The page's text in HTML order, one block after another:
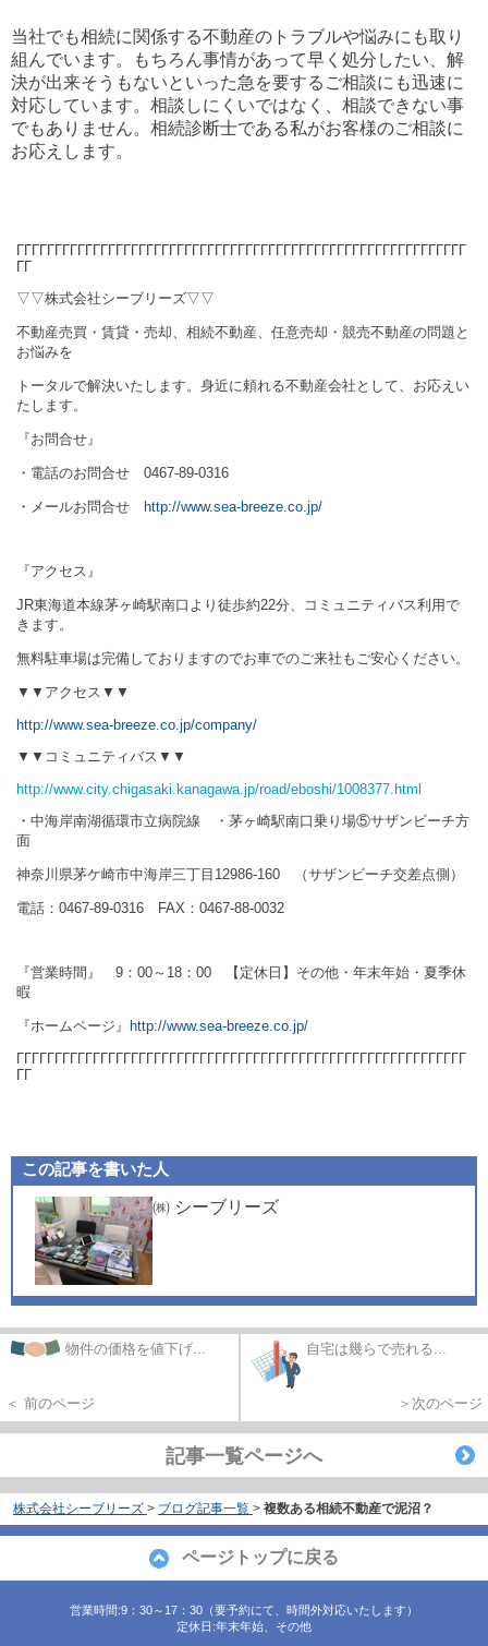
当社でも相続に関係する不動産のトラブルや悩みにも取り
組んでいます。もちろん事情があって早く処分したい、解
決が出来そうもないといった急を要するご相談にも迅速に
対応しています。相談しにくいではなく、相談できない事
でもありません。相続診断士である私がお客様のご相談に
お応えします。
ΓΓΓΓΓΓΓΓΓΓΓΓΓΓΓΓΓΓΓΓΓΓΓΓΓΓΓΓΓΓΓΓΓΓΓΓΓΓΓΓΓΓΓΓΓΓΓΓΓΓΓΓΓΓΓΓΓΓΓ
ΓΓ
▽▽株式会社シーブリーズ▽▽
不動産売買・賃貸・売却、相続不動産、任意売却・競売不動産の問題と
お悩みを
トータルで解決いたします。身近に頼れる不動産会社として、お応えい
たします。
『お問合せ』
・電話のお問合せ 0467-89-0316
・メールお問合せ http://www.sea-breeze.co.jp/
『アクセス』
JR東海道本線茅ヶ崎駅南口より徒歩約22分、コミュニティバス利用で
きます。
無料駐車場は完備しておりますのでお車でのご来社もご安心ください。
▼▼アクセス▼▼
http://www.sea-breeze.co.jp/company/
▼▼コミュニティバス▼▼
http://www.city.chigasaki.kanagawa.jp/road/eboshi/1008377.html
・中海岸南湖循環市立病院線 ・茅ヶ崎駅南口乗り場⑤サザンビーチ方
面
神奈川県茅ケ崎市中海岸三丁目 12986-160 （サザンビーチ交差点側）
電話： 0467-89-0316 FAX ： 0467-88-0032
『営業時間』 9 ： 00～ 18 ： 00 【定休日】その他・年末年始・夏季休
暇
『ホームページ』 http://www.sea-breeze.co.jp/
ΓΓΓΓΓΓΓΓΓΓΓΓΓΓΓΓΓΓΓΓΓΓΓΓΓΓΓΓΓΓΓΓΓΓΓΓΓΓΓΓΓΓΓΓΓΓΓΓΓΓΓΓΓΓΓΓΓΓΓ
ΓΓ
この記事を書いた人
㈱ シーブリーズ
物件の価格を値下げ...
＜ 前のページ
自宅は幾らで売れる...
＞次のページ
記事一覧ページへ
株式会社シーブリーズ > ブログ記事一覧 > 複数ある相続不動産で泥沼？
ページトップに戻る
営業時間:9：30～17：30（要予約にて、時間外対応いたします）
定休日:年末年始、その他